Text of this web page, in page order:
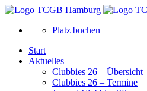
Platz buchen
Start
Aktuelles
Clubbies 26 – Übersicht
Clubbies 26 – Termine